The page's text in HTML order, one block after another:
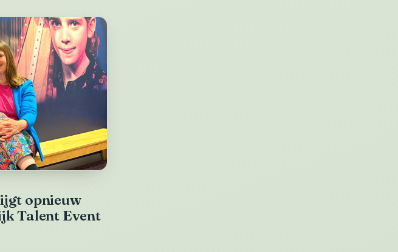
opnieuw
Talent Event